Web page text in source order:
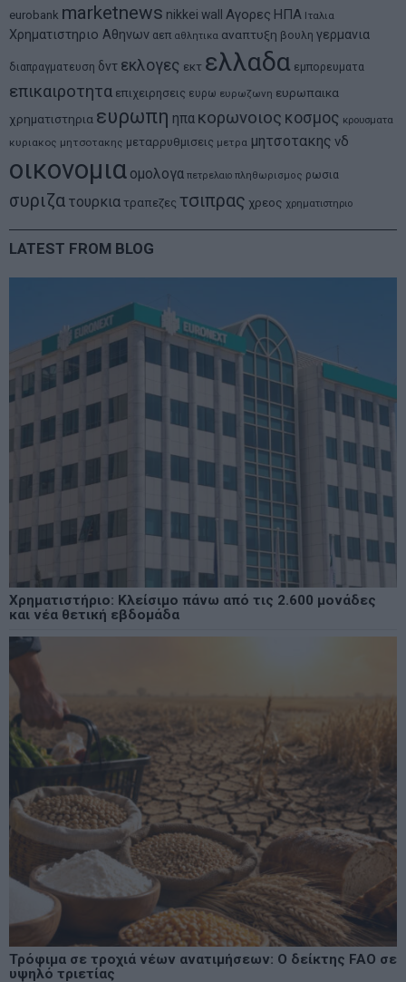
eurobank marketnews nikkei wall Αγορες ΗΠΑ Ιταλια
Χρηματιστηριο Αθηνων αεπ αθλητικα αναπτυξη βουλη γερμανια
διαπραγματευση δντ εκλογες εκτ ελλαδα εμπορευματα
επικαιροτητα επιχειρησεις ευρω ευρωζωνη ευρωπαικα
χρηματιστηρια ευρωπη ηπα κορωνοιος κοσμος κρουσματα
κυριακος μητσοτακης μεταρρυθμισεις μετρα μητσοτακης νδ
οικονομια ομολογα πετρελαιο πληθωρισμος ρωσια
συριζα τουρκια τραπεζες τσιπρας χρεος χρηματιστηριο
LATEST FROM BLOG
Χρηματιστήριο: Κλείσιμο πάνω από τις 2.600 μονάδες
και νέα θετική εβδομάδα
Τρόφιμα σε τροχιά νέων ανατιμήσεων: Ο δείκτης FAO σε
υψηλό τριετίας